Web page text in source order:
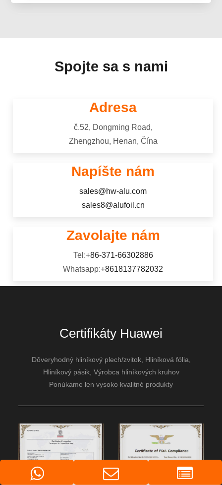
bariérovú ochranu, trvanlivosť, a konzistentný
Spojte sa s nami
Adresa
č.52, Dongming Road,
Zhengzhou, Henan, Čína
Napíšte nám
sales@hw-alu.com
sales8@alufoil.cn
Zavolajte nám
Tel:+86-371-66302886
Whatsapp:+8618137782032
Certifikáty Huawei
Dôveryhodný hliníkový plech/zvitok, Hliníková fólia,
Hliníkový pásik, Výrobca hliníkových kruhov
Ponúkame len vysoko kvalitné produkty